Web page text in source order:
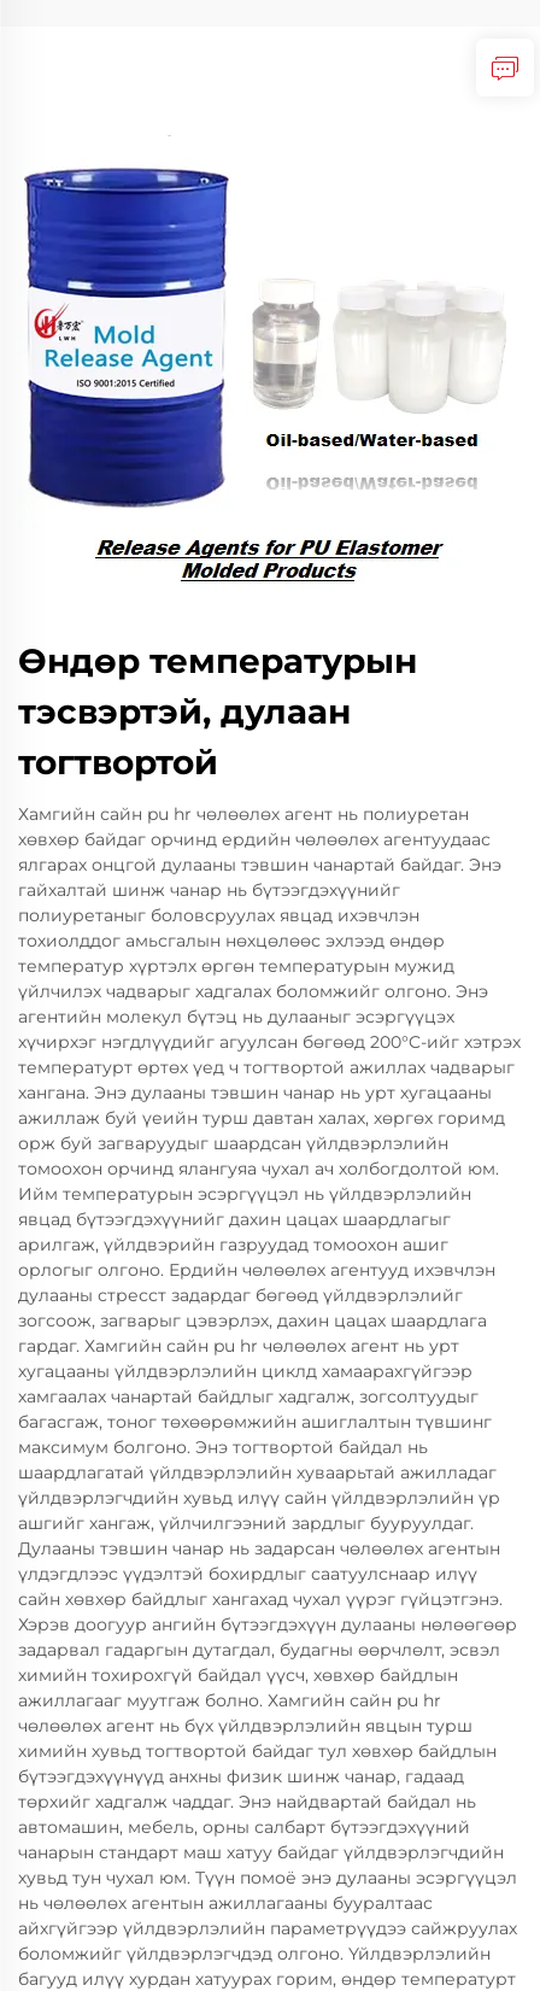
Өндөр температурын
тэсвэртэй, дулаан
тогтвортой
Хамгийн сайн pu hr чөлөөлөх агент нь полиуретан
хөвхөр байдаг орчинд ердийн чөлөөлөх агентуудаас
ялгарах онцгой дулааны тэвшин чанартай байдаг. Энэ
гайхалтай шинж чанар нь бүтээгдэхүүнийг
полиуретаныг боловсруулах явцад ихэвчлэн
тохиолддог амьсгалын нөхцөлөөс эхлээд өндөр
температур хүртэлх өргөн температурын мужид
үйлчилэх чадварыг хадгалах боломжийг олгоно. Энэ
агентийн молекул бүтэц нь дулааныг эсэргүүцэх
хүчирхэг нэгдлүүдийг агуулсан бөгөөд 200°C-ийг хэтрэх
температурт өртөх үед ч тогтвортой ажиллах чадварыг
хангана. Энэ дулааны тэвшин чанар нь урт хугацааны
ажиллаж буй үеийн турш давтан халах, хөргөх горимд
орж буй загваруудыг шаардсан үйлдвэрлэлийн
томоохон орчинд ялангуяа чухал ач холбогдолтой юм.
Ийм температурын эсэргүүцэл нь үйлдвэрлэлийн
явцад бүтээгдэхүүнийг дахин цацах шаардлагыг
арилгаж, үйлдвэрийн газруудад томоохон ашиг
орлогыг олгоно. Ердийн чөлөөлөх агентууд ихэвчлэн
дулааны стресст задардаг бөгөөд үйлдвэрлэлийг
зогсоож, загварыг цэвэрлэх, дахин цацах шаардлага
гардаг. Хамгийн сайн pu hr чөлөөлөх агент нь урт
хугацааны үйлдвэрлэлийн циклд хамаарахгүйгээр
хамгаалах чанартай байдлыг хадгалж, зогсолтуудыг
багасгаж, тоног төхөөрөмжийн ашиглалтын түвшинг
максимум болгоно. Энэ тогтвортой байдал нь
шаардлагатай үйлдвэрлэлийн хуваарьтай ажилладаг
үйлдвэрлэгчдийн хувьд илүү сайн үйлдвэрлэлийн үр
ашгийг хангаж, үйлчилгээний зардлыг бууруулдаг.
Дулааны тэвшин чанар нь задарсан чөлөөлөх агентын
үлдэгдлээс үүдэлтэй бохирдлыг саатуулснаар илүү
сайн хөвхөр байдлыг хангахад чухал үүрэг гүйцэтгэнэ.
Хэрэв доогуур ангийн бүтээгдэхүүн дулааны нөлөөгөөр
задарвал гадаргын дутагдал, будагны өөрчлөлт, эсвэл
химийн тохирохгүй байдал үүсч, хөвхөр байдлын
ажиллагааг муутгаж болно. Хамгийн сайн pu hr
чөлөөлөх агент нь бүх үйлдвэрлэлийн явцын турш
химийн хувьд тогтвортой байдаг тул хөвхөр байдлын
бүтээгдэхүүнүүд анхны физик шинж чанар, гадаад
төрхийг хадгалж чаддаг. Энэ найдвартай байдал нь
автомашин, мебель, орны салбарт бүтээгдэхүүний
чанарын стандарт маш хатуу байдаг үйлдвэрлэгчдийн
хувьд тун чухал юм. Түүн помоё энэ дулааны эсэргүүцэл
нь чөлөөлөх агентын ажиллагааны бууралтаас
айхгүйгээр үйлдвэрлэлийн параметрүүдээ сайжруулах
боломжийг үйлдвэрлэгчдэд олгоно. Үйлдвэрлэлийн
багууд илүү хурдан хатуурах горим, өндөр температурт